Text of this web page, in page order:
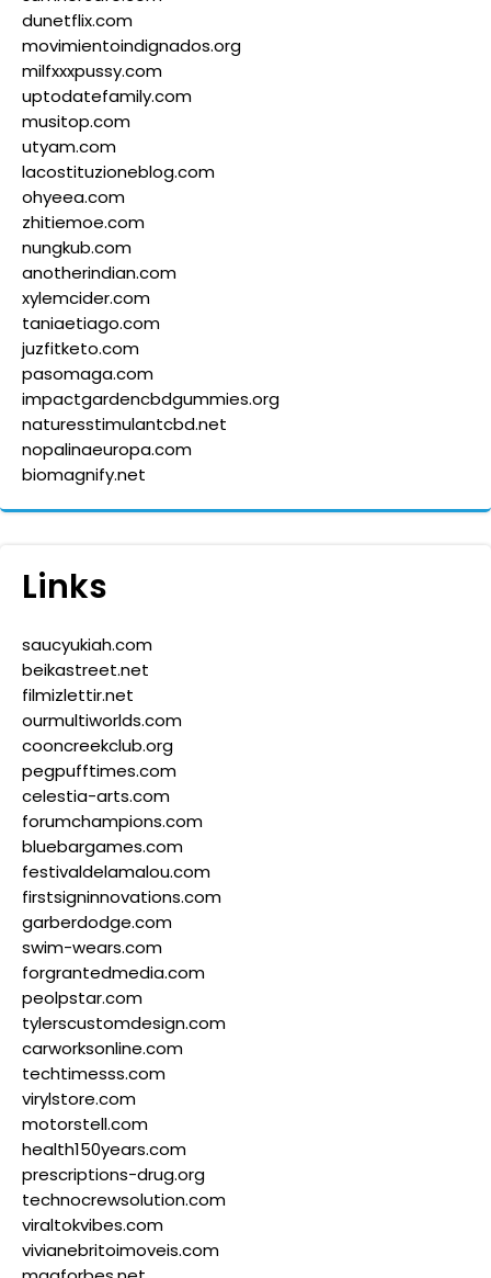
dunetflix.com
movimientoindignados.org
milfxxxpussy.com
uptodatefamily.com
musitop.com
utyam.com
lacostituzioneblog.com
ohyeea.com
zhitiemoe.com
nungkub.com
anotherindian.com
xylemcider.com
taniaetiago.com
juzfitketo.com
pasomaga.com
impactgardencbdgummies.org
naturesstimulantcbd.net
nopalinaeuropa.com
biomagnify.net
Links
saucyukiah.com
beikastreet.net
filmizlettir.net
ourmultiworlds.com
cooncreekclub.org
pegpufftimes.com
celestia-arts.com
forumchampions.com
bluebargames.com
festivaldelamalou.com
firstsigninnovations.com
garberdodge.com
swim-wears.com
forgrantedmedia.com
peolpstar.com
tylerscustomdesign.com
carworksonline.com
techtimesss.com
virylstore.com
motorstell.com
health150years.com
prescriptions-drug.org
technocrewsolution.com
viraltokvibes.com
vivianebritoimoveis.com